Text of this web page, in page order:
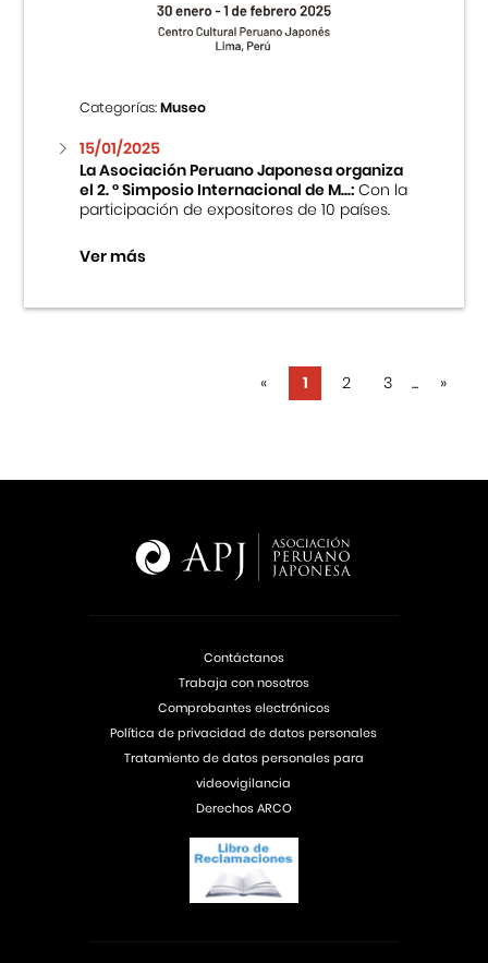
Categorías:Museo
15/01/2025
La Asociación Peruano Japonesa organiza
el 2. ° Simposio Internacional de M...:Con la
participación de expositores de 10 países.
Ver más
« 1 2 3 ... »
Contáctanos
Trabaja con nosotros
Comprobantes electrónicos
Política de privacidad de datos personales
Tratamiento de datos personales para
videovigilancia
Derechos ARCO